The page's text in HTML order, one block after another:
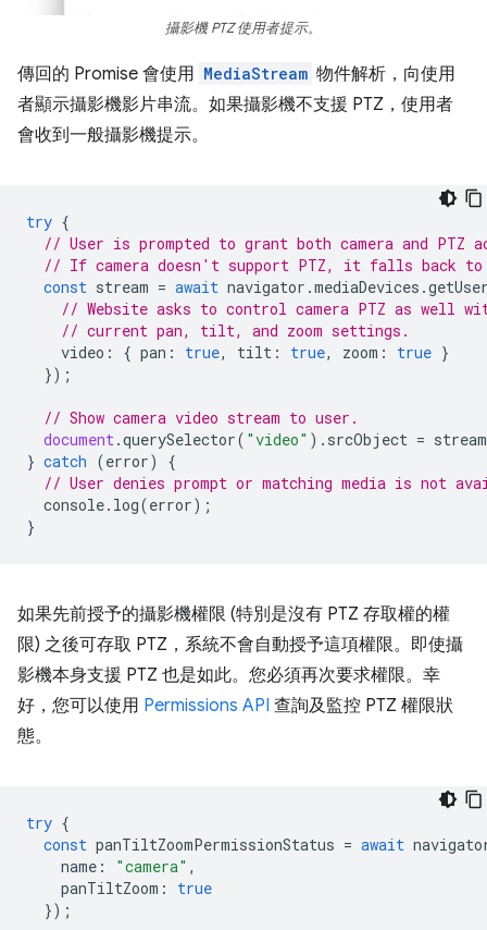
攝影機 PTZ 使用者提示。
傳回的 Promise 會使用 MediaStream 物件解析，向使用
者顯示攝影機影片串流。如果攝影機不支援 PTZ，使用者
會收到一般攝影機提示。
try {
// User is prompted to grant both camera and
// If camera doesn't support PTZ, it falls back to
const stream = await navigator .mediaDevices .
// Website asks to control camera PTZ as well
// current pan, tilt, and zoom settings.
video : { pan : true, tilt : true, zoom : true }
});
// Show camera video stream to user.
document.querySelector( "video" ). srcObject = stream
} catch (error)
{
// User denies prompt or matching media is not
console. log(error);
}
如果先前授予的攝影機權限 (特別是沒有 PTZ 存取權的權
限) 之後可存取 PTZ，系統不會自動授予這項權限。即使攝
影機本身支援 PTZ 也是如此。您必須再次要求權限。幸
好，您可以使用 Permissions API 查詢及監控 PTZ 權限狀
態。
try {
const panTiltZoomPermissionStatus = await
name : "camera" ,
panTiltZoom :
true
});